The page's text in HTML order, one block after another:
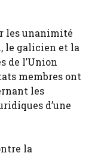
les unanimité
le galicien et la
de l’Union
membres ont
les
d’une
la